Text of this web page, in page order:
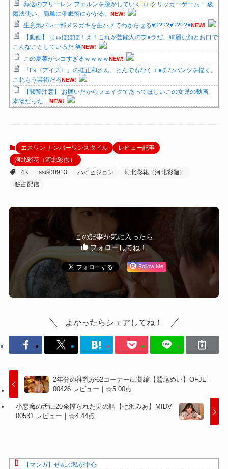
葬送のフリーレン フェルンを脱がしていくエ□クリッカーゲーム 一級
魔法使い、簡単に催眠術にかかる。
NEW!
生意気バレー部メスガキを生ハメでわからせる♥️????♥️????♥️NEW!
【動画】 じゅぼぼぼ！え！これが芸能人のフ●ラだ、綺麗な顔とお口で
こんなことしているだ 笑NEW!
この夏菜がシコすぎるｗｗｗｗ NEW!
『I"s〈アイズ〉』の桂正和さん、とんでもなくエ●チなパンツを描く。
これもう芸術だろ NEW!
【閲覧注意】 お願いだからフェイクであってほしいこの女児の動画、
本物だった… NEW!
エスワン ナンバーワンスタイル
レビュー記事
河北彩花（河北彩伽）
4K
ssis00913 ハイビジョン
河北彩花（河北彩伽）
独占配信
この記事が気に入ったら
フォローしてね！
Follow Me
よかったらシェアしてね！
2年分の神乳が62コーナーに凝縮【鷲尾めい】OFJE-
00426 レビュー｜☆5.00点
小悪魔の舌に20発搾られた男の話【七沢みあ】MIDV-
00531 レビュー｜☆4.44点
【マンガ】ぜんぶ私が中心